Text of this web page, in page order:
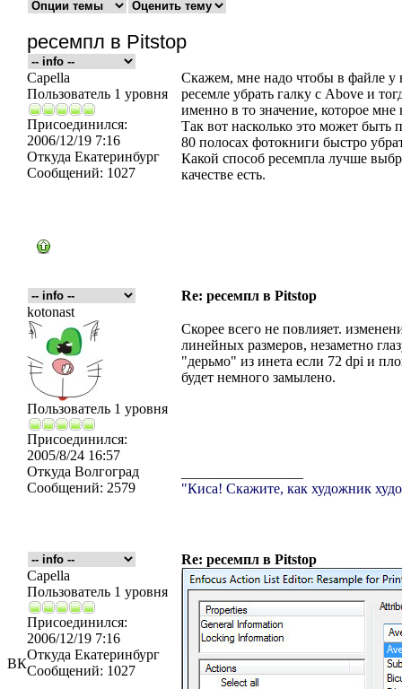
ВК
ресемпл в Pitstop
Capella
Пользователь 1 уровня
Присоединился:
2006/12/19 7:16
Откуда Екатеринбург
Сообщений: 1027
Скажем, мне надо чтобы в файле у
ресемле убрать галку с Above и
именно в то значение, которое
Так вот насколько это может
80 полосах фотокниги быстро
Какой способ ресемпла лучше
качестве есть.
Re: ресемпл в Pitstop
kotonast
Пользователь 1 уровня
Присоединился:
2005/8/24 16:57
Откуда Волгоград
Сообщений: 2579
Скорее всего не повлияет.
линейных размеров, незаметно
"дерьмо" из инета если 72 dpi и
будет немного замылено.
"Киса! Скажите, как художник
Re: ресемпл в Pitstop
Capella
Пользователь 1 уровня
Присоединился:
2006/12/19 7:16
Откуда Екатеринбург
Сообщений: 1027